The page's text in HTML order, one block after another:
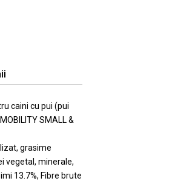
caini cu pui (pui
SMALL &
grasime
vegetal, minerale,
13.7%, Fibre brute